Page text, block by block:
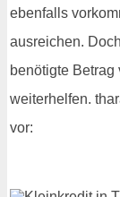
ebenfalls
ausreichen.
benötigte
weiterhelfen.
vor: